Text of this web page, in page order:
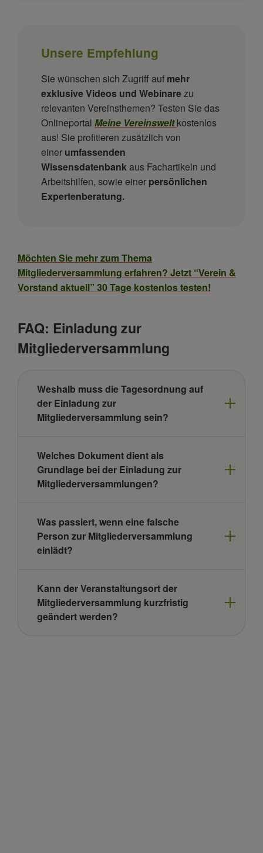
Unsere Empfehlung
Sie wünschen sich Zugriff auf mehr
exklusive Videos und Webinarezu
relevanten Vereinsthemen? Testen Sie das
Onlineportal Meine Vereinswelt kostenlos
aus! Sie profitieren zusätzlich von
einer umfassenden
Wissensdatenbankaus Fachartikeln und
Arbeitshilfen, sowie einer persönlichen
Expertenberatung.
Möchten Sie mehr zum Thema
Mitgliederversammlung erfahren? Jetzt “Verein &
Vorstand aktuell” 30 Tage kostenlos testen!
FAQ: Einladung zur
Mitgliederversammlung
Weshalb muss die Tagesordnung auf
der Einladung zur
Mitgliederversammlung sein?
Welches Dokument dient als
Grundlage bei der Einladung zur
Mitgliederversammlungen?
Was passiert, wenn eine falsche
Person zur Mitgliederversammlung
einlädt?
Kann der Veranstaltungsort der
Mitgliederversammlung kurzfristig
geändert werden?